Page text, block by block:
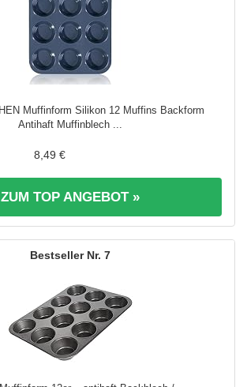
Muffinform Silikon 12 Muffins Backform
Antihaft Muffinblech ...
8,49 €
ZUM TOP ANGEBOT »
7